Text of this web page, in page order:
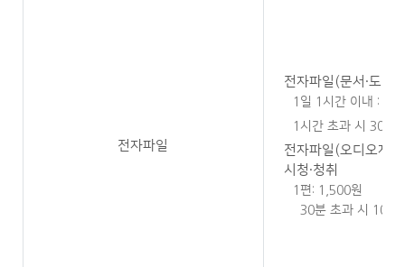
전자파일
전자파일(문서·도면
1일 1시간 이내 : 무
1시간 초과 시 30분
전자파일(오디오자
시청·청취
1편: 1,500원
30분 초과 시 10분